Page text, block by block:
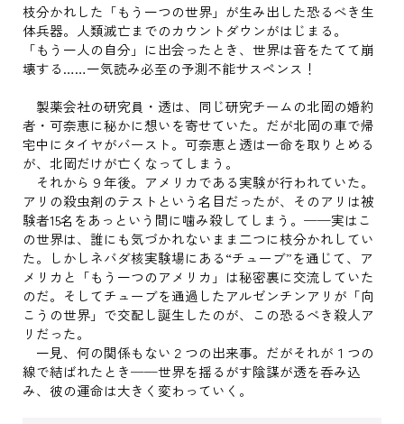
枝分かれした「もう一つの世界」が生み出した恐るべき生
体兵器。人類滅亡までのカウントダウンがはじまる。
「もう一人の自分」に出会ったとき、世界は音をたてて崩
壊する……一気読み必至の予測不能サスペンス！
製薬会社の研究員・透は、同じ研究チームの北岡の婚約
者・可奈恵に秘かに想いを寄せていた。だが北岡の車で帰
宅中にタイヤがバースト。可奈恵と透は一命を取りとめる
が、北岡だけが亡くなってしまう。
それから９年後。アメリカである実験が行われていた。
アリの殺虫剤のテストという名目だったが、そのアリは被
験者15名をあっという間に噛み殺してしまう。──実はこ
の世界は、誰にも気づかれないまま二つに枝分かれしてい
た。しかしネバダ核実験場にある“チューブ”を通じて、ア
メリカと「もう一つのアメリカ」は秘密裏に交流していた
のだ。そしてチューブを通過したアルゼンチンアリが「向
こうの世界」で交配し誕生したのが、この恐るべき殺人ア
リだった。
一見、何の関係もない２つの出来事。だがそれが１つの
線で結ばれたとき──世界を揺るがす陰謀が透を呑み込
み、彼の運命は大きく変わっていく。